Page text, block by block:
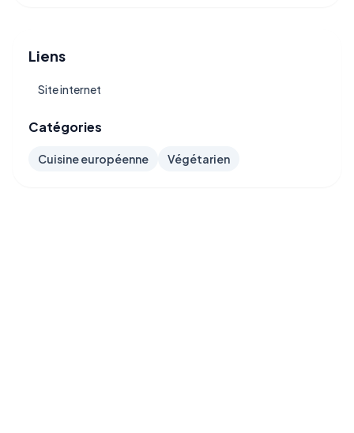
Liens
Site internet
Catégories
Cuisine européenne Végétarien